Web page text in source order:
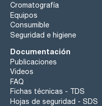
Cromatografía
Equipos
Consumible
Seguridad e higiene
Documentación
Publicaciones
Videos
FAQ
Fichas técnicas - TDS
Hojas de seguridad - SDS